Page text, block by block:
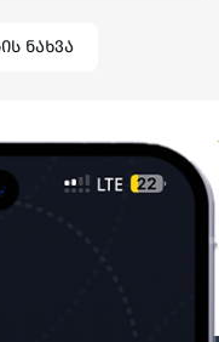
ნახვა